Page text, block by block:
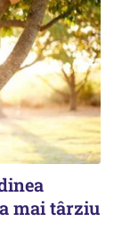
mai târziu